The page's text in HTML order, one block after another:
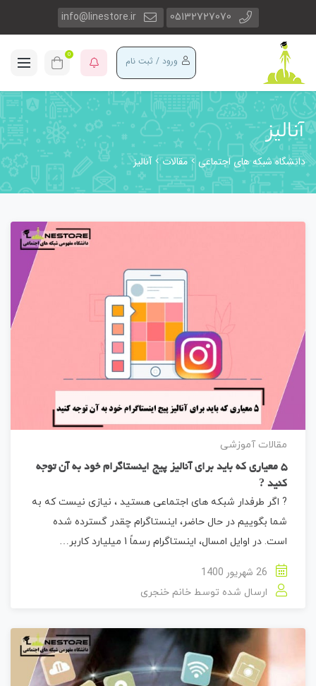
05132727070
info@linestore.ir
ورود / ثبت نام 0
آنالیز
دانشگاه شبکه های اجتماعی مقالات آنالیز
مقالات آموزشی
5 معیاری که باید برای آنالیز پیج اینستاگرام خود به آن توجه
کنید ?
? اگر طرفدار شبکه های اجتماعی هستید ، نیازی نیست که به
شما بگوییم در حال حاضر، اینستاگرام چقدر گسترده شده
است. در اوایل امسال، اینستاگرام رسماً 1 میلیارد کاربر…
ارسال شده توسط خانم خنجری